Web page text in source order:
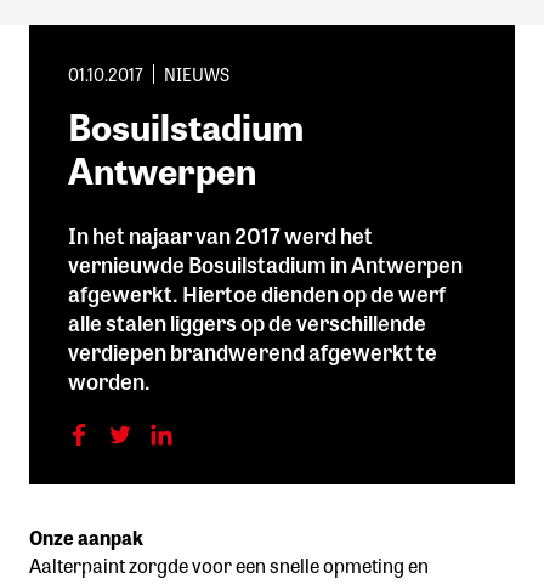
01.10.2017 NIEUWS
Bosuilstadium
Antwerpen
In het najaar van 2017 werd het
vernieuwde Bosuilstadium in Antwerpen
afgewerkt. Hiertoe dienden op de werf
alle stalen liggers op de verschillende
verdiepen brandwerend afgewerkt te
worden.
Onze aanpak
Aalterpaint zorgde voor een snelle opmeting en